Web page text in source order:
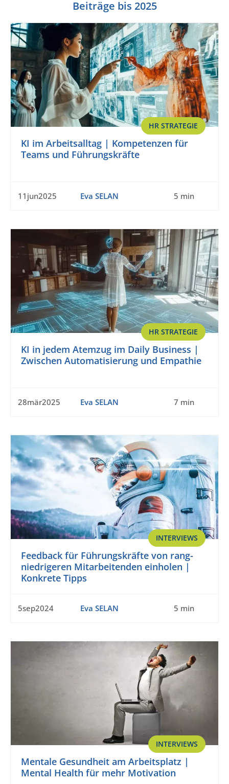
Beiträge bis 2025
HR STRATEGIE
KI im Arbeitsalltag | Kompetenzen für
Teams und Führungskräfte
11jun2025 Eva SELAN 5 min
HR STRATEGIE
KI in jedem Atemzug im Daily Business |
Zwischen Automatisierung und Empathie
28mär2025 Eva SELAN 7 min
INTERVIEWS
Feedback für Führungskräfte von rang-
niedrigeren Mitarbeitenden einholen |
Konkrete Tipps
5sep2024 Eva SELAN 5 min
INTERVIEWS
Mentale Gesundheit am Arbeitsplatz |
Mental Health für mehr Motivation